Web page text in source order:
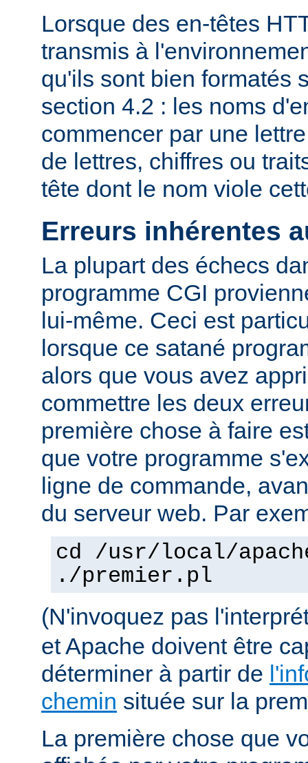
Lorsque des en-têtes
transmis à
qu'ils sont bien formatés
section 4.2 : les noms
commencer par une
de lettres, chiffres ou
tête dont le nom viole
Erreurs inhérentes
La plupart des échecs
programme CGI
lui-même. Ceci est
lorsque ce satané
alors que vous avez
commettre les deux
première chose à faire
que votre programme
ligne de commande,
du serveur web. Par
cd /usr/local/
./premier.pl
(N'invoquez pas
et Apache doivent être
déterminer à partir de
chemin située sur la
La première chose que